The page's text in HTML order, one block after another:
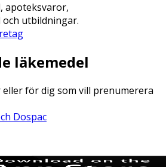
apoteksvaror,
utbildningar.
läkemedel
för dig som vill prenumerera
Dospac